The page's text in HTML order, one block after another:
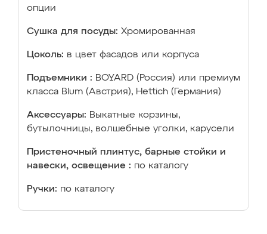
опции
Сушка для посуды: Хромированная
Цоколь: в цвет фасадов или корпуса
Подъемники : BOYARD (Россия) или премиум
класса Blum (Австрия), Hettich (Германия)
Аксессуары: Выкатные корзины,
бутылочницы, волшебные уголки, карусели
Пристеночный плинтус, барные стойки и
навески, освещение : по каталогу
Ручки: по каталогу